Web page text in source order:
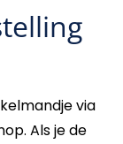
via
Als je de